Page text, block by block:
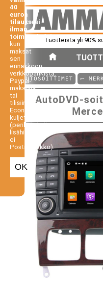
Tuotteista yli 90%
40
euron
tilauksesi
ilman
toimituskuluja,
kun
maksat
sen
ennakkoon
verkkopankista,
Paypal-
maksuna
tai
tilisiirtona.
Economy-
kuljetus
(perilletoimitus
lisähintaan,
ei
Postiennakko).
OK
⤺ AUTOSOITTIMET ⤺
AutoDVD-